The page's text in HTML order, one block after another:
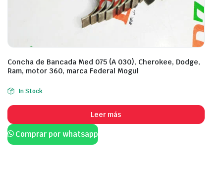
Concha de Bancada Med 075 (A 030), Cherokee, Dodge,
Ram, motor 360, marca Federal Mogul
In Stock
Leer más
Comprar por whatsapp